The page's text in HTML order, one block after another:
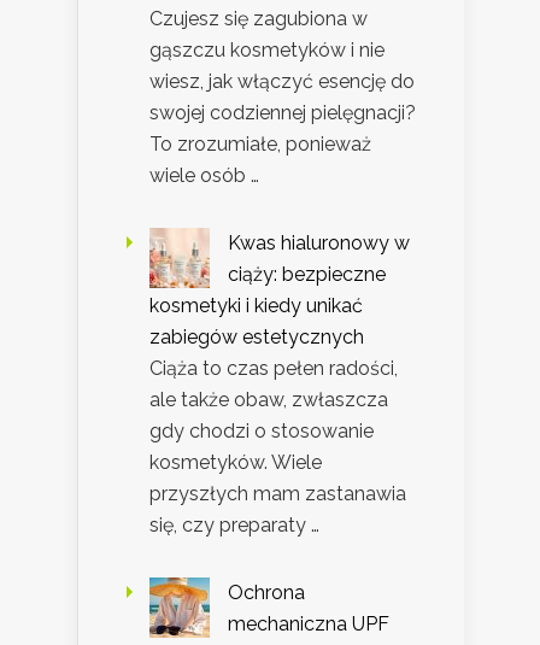
Czujesz się zagubiona w
gąszczu kosmetyków i nie
wiesz, jak włączyć esencję do
swojej codziennej pielęgnacji?
To zrozumiałe, ponieważ
wiele osób …
Kwas hialuronowy w
ciąży: bezpieczne
kosmetyki i kiedy unikać
zabiegów estetycznych
Ciąża to czas pełen radości,
ale także obaw, zwłaszcza
gdy chodzi o stosowanie
kosmetyków. Wiele
przyszłych mam zastanawia
się, czy preparaty …
Ochrona
mechaniczna UPF